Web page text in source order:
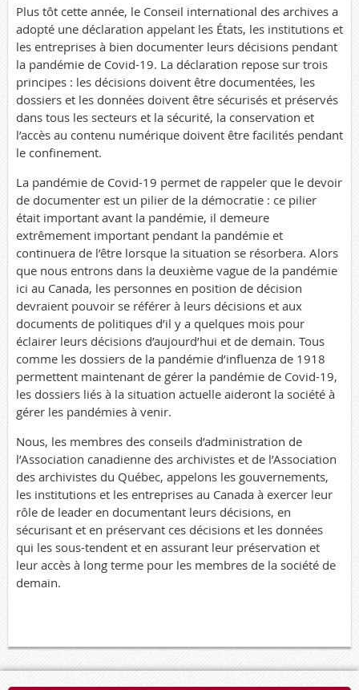
Plus tôt cette année, le Conseil international des archives a
adopté une déclaration appelant les États, les institutions et
les entreprises à bien documenter leurs décisions pendant
la pandémie de Covid-19. La déclaration repose sur trois
principes : les décisions doivent être documentées, les
dossiers et les données doivent être sécurisés et préservés
dans tous les secteurs et la sécurité, la conservation et
l’accès au contenu numérique doivent être facilités pendant
le confinement.
La pandémie de Covid-19 permet de rappeler que le devoir
de documenter est un pilier de la démocratie : ce pilier
était important avant la pandémie, il demeure
extrêmement important pendant la pandémie et
continuera de l’être lorsque la situation se résorbera. Alors
que nous entrons dans la deuxième vague de la pandémie
ici au Canada, les personnes en position de décision
devraient pouvoir se référer à leurs décisions et aux
documents de politiques d’il y a quelques mois pour
éclairer leurs décisions d’aujourd’hui et de demain. Tous
comme les dossiers de la pandémie d’influenza de 1918
permettent maintenant de gérer la pandémie de Covid-19,
les dossiers liés à la situation actuelle aideront la société à
gérer les pandémies à venir.
Nous, les membres des conseils d’administration de
l’Association canadienne des archivistes et de l’Association
des archivistes du Québec, appelons les gouvernements,
les institutions et les entreprises au Canada à exercer leur
rôle de leader en documentant leurs décisions, en
sécurisant et en préservant ces décisions et les données
qui les sous-tendent et en assurant leur préservation et
leur accès à long terme pour les membres de la société de
demain.